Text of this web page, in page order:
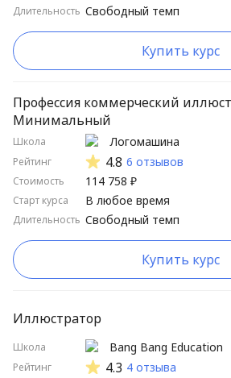
Длительность Свободный темп
Купить курс
Профессия коммерческий
Минимальный
Школа
Рейтинг
Стоимость
Старт курса
Длительность
Логомашина
4.8 6 отзывов
114 758 ₽
Свободный темп
В любое время
Купить курс
Иллюстратор
Школа
Рейтинг
Bang Bang Education
4.3 4 отзыва